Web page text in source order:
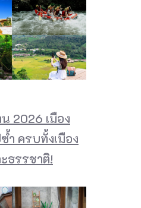
2026 เมือง
ำ ครบทั้งเมือง
ธรรชาติ!